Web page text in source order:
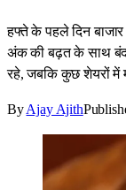
हफ्ते के पहले दिन
अंक की बढ़त के साथ बंद
रहे, जबकि कुछ शेयरों में
ByAjay Ajith